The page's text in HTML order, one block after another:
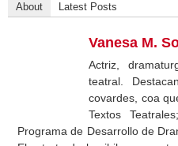
About Latest Posts
Vanesa M.
Actriz,
teatral.
covardes, coa
Textos
Programa de Desarrollo de